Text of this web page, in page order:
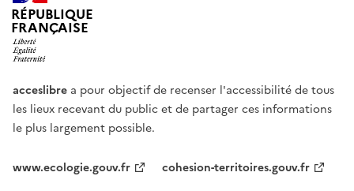
RÉPUBLIQUE
FRANÇAISE
acceslibre a pour objectif de recenser l'accessibilité de tous
les lieux recevant du public et de partager ces informations
le plus largement possible.
www.ecologie.gouv.fr
cohesion-territoires.gouv.fr